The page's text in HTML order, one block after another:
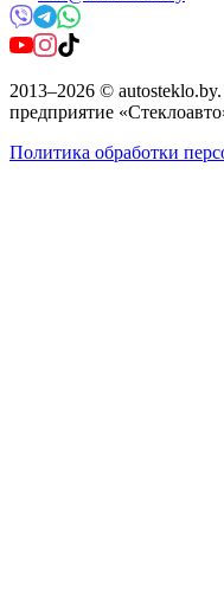
2013–2026 © autosteklo.by.
предприятие
Политика обработки